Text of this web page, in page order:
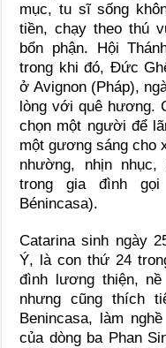
mục, tu sĩ sống
tiền, chạy theo thú
bổn phận. Hội
trong khi đó, Đức
ở Avignon (Pháp),
lòng với quê hương.
chọn một người để
một gương sáng cho
nhường, nhịn
trong gia đình
Bénincasa).
Catarina sinh ngày
Ý, là con thứ 24
đình lương thiện,
nhưng cũng thích
Benincasa, làm
của dòng ba Phan